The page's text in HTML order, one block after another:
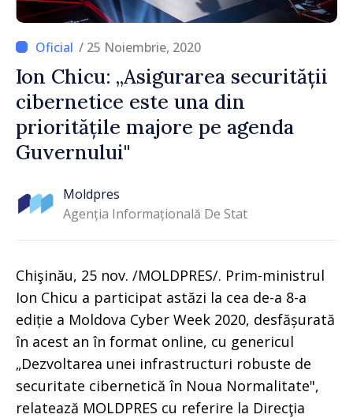
/ 25 Noiembrie, 2020
Ion Chicu: „Asigurarea securității
cibernetice este una din
prioritățile majore pe agenda
Guvernului"
Moldpres
Agenția Informațională De Stat
Chişinău, 25 nov. /MOLDPRES/. Prim-ministrul
Ion Chicu a participat astăzi la cea de-a 8-a
ediție a Moldova Cyber Week 2020, desfășurată
în acest an în format online, cu genericul
„Dezvoltarea unei infrastructuri robuste de
securitate cibernetică în Noua Normalitate",
relatează MOLDPRES cu referire la Direcţia